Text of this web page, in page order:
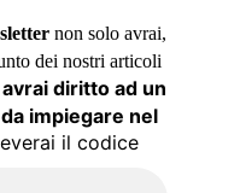
non solo avrai,
dei nostri articoli
avrai diritto ad un
impiegare nel
il codice